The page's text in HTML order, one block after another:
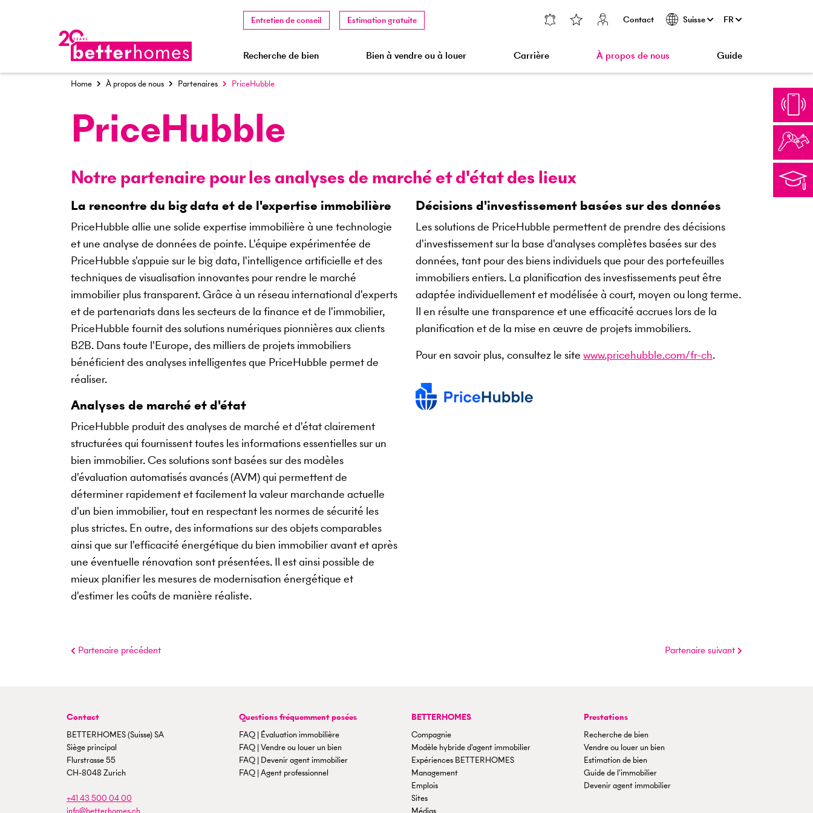
Entretien de conseil Estimation gratuite Contact Suisse FR
Recherche de bien Bien à vendre ou à louer Carrière À propos de nous
Partenaires Internet
Guide
Home À propos de nous Partenaires PriceHubble
PriceHubble
Notre partenaire pour les analyses de marché et d'état des lieux
La rencontre du big data et de l'expertise immobilière
PriceHubble allie une solide expertise immobilière à une technologie
et une analyse de données de pointe. L'équipe expérimentée de
PriceHubble s'appuie sur le big data, l'intelligence artificielle et des
techniques de visualisation innovantes pour rendre le marché
immobilier plus transparent. Grâce à un réseau international d'experts
et de partenariats dans les secteurs de la finance et de l'immobilier,
PriceHubble fournit des solutions numériques pionnières aux clients
B2B. Dans toute l'Europe, des milliers de projets immobiliers
bénéficient des analyses intelligentes que PriceHubble permet de
réaliser.
Analyses de marché et d'état
PriceHubble produit des analyses de marché et d'état clairement
structurées qui fournissent toutes les informations essentielles sur un
bien immobilier. Ces solutions sont basées sur des modèles
d'évaluation automatisés avancés (AVM) qui permettent de
déterminer rapidement et facilement la valeur marchande actuelle
d'un bien immobilier, tout en respectant les normes de sécurité les
plus strictes. En outre, des informations sur des objets comparables
ainsi que sur l'efficacité énergétique du bien immobilier avant et après
une éventuelle rénovation sont présentées. Il est ainsi possible de
mieux planifier les mesures de modernisation énergétique et
d'estimer les coûts de manière réaliste.
Décisions d'investissement basées sur des données
Les solutions de PriceHubble permettent de prendre des décisions
d'investissement sur la base d'analyses complètes basées sur des
données, tant pour des biens individuels que pour des portefeuilles
immobiliers entiers. La planification des investissements peut être
adaptée individuellement et modélisée à court, moyen ou long terme.
Il en résulte une transparence et une efficacité accrues lors de la
planification et de la mise en œuvre de projets immobiliers.
Pour en savoir plus, consultez le site www.pricehubble.com/fr-ch.
Partenaire précédent Partenaire suivant
Contact
BETTERHOMES (Suisse) SA
Siège principal
Flurstrasse 55
CH-8048 Zurich
+41 43 500 04 00
Questions fréquemment posées
FAQ | Évaluation immobilière
FAQ | Vendre ou louer un bien
FAQ | Devenir agent immobilier
FAQ | Agent professionnel
BETTERHOMES
Compagnie
Modèle hybride d'agent immobilier
Expériences BETTERHOMES
Management
Emplois
Sites
Prestations
Recherche de bien
Vendre ou louer un bien
Estimation de bien
Guide de l'immobilier
Devenir agent immobilier